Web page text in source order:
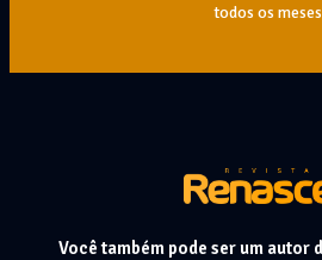
todos os meses
Você também pode ser um autor